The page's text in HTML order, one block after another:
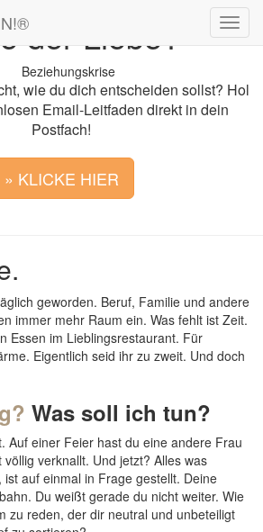
®der Liebe?
wie du dich entscheiden sollst? Hol
Email-Leitfaden direkt in dein
Postfach!
» KLICKE HIER
geworden. Beruf, Familie und andere
immer mehr Raum ein. Was fehlt ist Zeit.
Essen im Lieblingsrestaurant. Für
Eigentlich seid ihr zu zweit. Und doch
Was soll ich tun?
Auf einer Feier hast du eine andere Frau
verknallt. Und jetzt? Alles was
ist auf einmal in Frage gestellt. Deine
Du weißt gerade du nicht weiter. Wie
zu reden, der dir neutral und unbeteiligt